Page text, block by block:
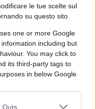
le tue scelte sul
su questo sito
one or more Google
including but
You may click to
its third-party tags to
in below Google
Outs